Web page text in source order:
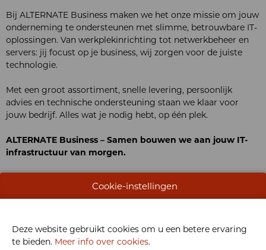
Bij ALTERNATE Business maken we het onze missie om jouw
onderneming te ondersteunen met slimme, betrouwbare IT-
oplossingen. Van werkplekinrichting tot netwerkbeheer en
servers: jij focust op je business, wij zorgen voor de juiste
technologie.
Met een groot assortiment, snelle levering, persoonlijk
advies en technische ondersteuning staan we klaar voor
jouw bedrijf. Alles wat je nodig hebt, op één plek.
ALTERNATE Business – Samen bouwen we aan jouw IT-
infrastructuur van morgen.
U hebt geen toestemming gegeven om deze
content te zien. Pas uw cookie-instellingen
Cookie-instellingen
Deze website gebruikt cookies om u een betere ervaring
te bieden. Meer info over cookies.